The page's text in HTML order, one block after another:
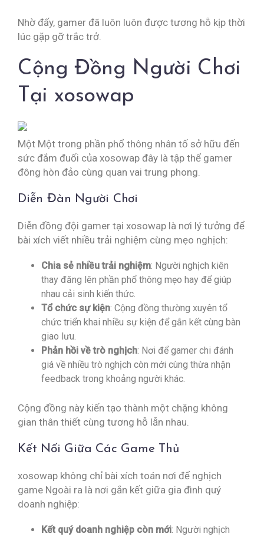
Nhờ đấy, gamer đã luôn luôn được tương hỗ kịp thời
lúc gặp gỡ trắc trở.
Cộng Đồng Người Chơi
Tại xosowap
Một Một trong phần phổ thông nhân tố sở hữu đến
sức đắm đuối của xosowap đây là tập thể gamer
đông hòn đảo cùng quan vai trung phong.
Diễn Đàn Người Chơi
Diễn đồng đội gamer tại xosowap là nơi lý tưởng để
bài xích viết nhiều trải nghiệm cùng mẹo nghịch:
Chia sẻ nhiều trải nghiệm: Người nghịch kiên
thay đăng lên phần phổ thông mẹo hay để giúp
nhau cải sinh kiến thức.
Tổ chức sự kiện: Cộng đồng thường xuyên tổ
chức triển khai nhiều sự kiện để gắn kết cùng bàn
giao lưu.
Phản hồi về trò nghịch: Nơi để gamer chi đánh
giá về nhiều trò nghịch còn mới cùng thừa nhận
feedback trong khoảng người khác.
Cộng đồng này kiến tạo thành một chặng không
gian thân thiết cùng tương hỗ lẫn nhau.
Kết Nối Giữa Các Game Thủ
xosowap không chỉ bài xích toán nơi để nghịch
game Ngoài ra là nơi gắn kết giữa gia đình quý
doanh nghiệp:
Kết quý doanh nghiệp còn mới: Người nghịch